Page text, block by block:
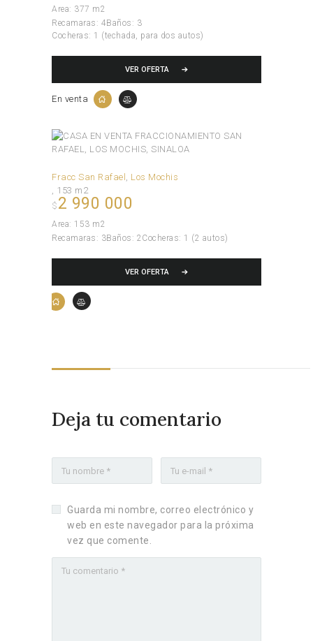
Area: 377 m2
Recamaras: 4Baños: 3
Cocheras: 1 (techada, para dos autos)
VER OFERTA
En venta
Fracc San Rafael
Los Mochis
153 m2
$ 2 990 000
Area: 153 m2
Recamaras: 3Baños: 2 Cocheras: 1 (2 autos)
VER OFERTA
Deja tu comentario
Guarda mi nombre, correo electrónico y
web en este navegador para la próxima
vez que comente.